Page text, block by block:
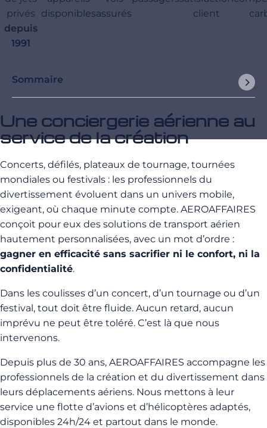
privés
depuis
1991
disponiblesassurés
client
Sommaire
Une conciergerie aérienne au
service de la création
Concerts, défilés, plateaux de tournage, tournées
mondiales ou festivals : les professionnels du
divertissement évoluent dans un univers mobile,
exigeant, où chaque minute compte. AEROAFFAIRES
conçoit pour eux des solutions de transport aérien
hautement personnalisées, avec un mot d’ordre :
gagner en efficacité sans sacrifier ni le confort, ni la
confidentialité.
Dans les coulisses d’un concert, d’un tournage ou d’un
festival, tout doit être fluide. Aucun retard, aucun
imprévu ne peut être toléré. C’est là que nous
intervenons.
Depuis plus de 30 ans, AEROAFFAIRES accompagne les
professionnels de la création et du divertissement dans
leurs déplacements aériens. Nous mettons à leur
service une flotte d’avions et d’hélicoptères adaptés,
disponibles 24h/24 et partout dans le monde.